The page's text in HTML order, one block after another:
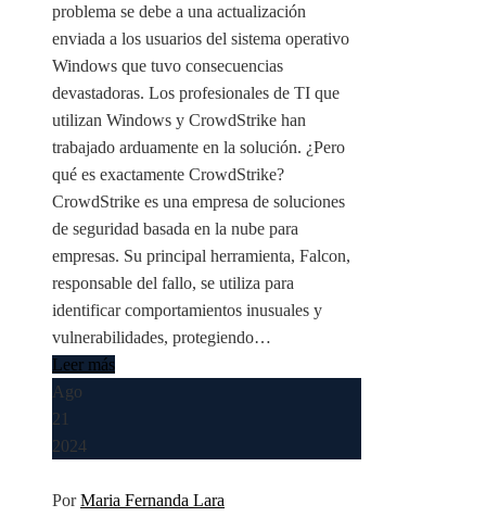
problema se debe a una actualización
enviada a los usuarios del sistema operativo
Windows que tuvo consecuencias
devastadoras. Los profesionales de TI que
utilizan Windows y CrowdStrike han
trabajado arduamente en la solución. ¿Pero
qué es exactamente CrowdStrike?
CrowdStrike es una empresa de soluciones
de seguridad basada en la nube para
empresas. Su principal herramienta, Falcon,
responsable del fallo, se utiliza para
identificar comportamientos inusuales y
vulnerabilidades, protegiendo…
Leer más
Ago
21
2024
PorMaria Fernanda Lara